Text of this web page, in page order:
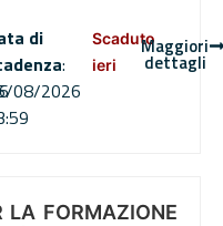
di
:
08/2026
Scaduto
ieri
Maggiori
dettagli
LA FORMAZIONE